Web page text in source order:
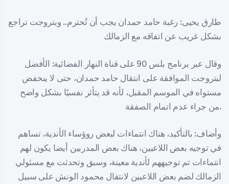
طارق يحيى: رغبة حامد حمدان يجب أن تُحترم.. وبتروجت تراجع
بشكل غريب عن اتفاقه مع الزمالك
وقال عبر برنامج بلس 90 على قناة النهار الفضائية: الأفضل
لبتروجت الموافقة على انتقال حامد حمدان، حتى لا ينخفض
مستواه في الموسم المقبل، لأنه قد يتأثر نفسيًا بشكل واضح
من جراء عدم اتمام الصفقة.
وأضاف: بالتأكيد، هناك انتماءات لبعض روؤساء الأندية، تساهم
في توجيه بعض اللاعبين، هناك بعض المدربين أيضا يكون لهم
انتماءات تم توجيههم لأندية معينة، وسبق وتحدثت مع مسئولي
الزمالك لضم بعض اللاعبين لانتقال محمود الونش على سبيل